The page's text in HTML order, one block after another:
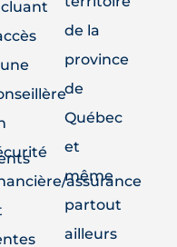
assurance
de la
province
de
Québec
et
même
partout
ailleurs